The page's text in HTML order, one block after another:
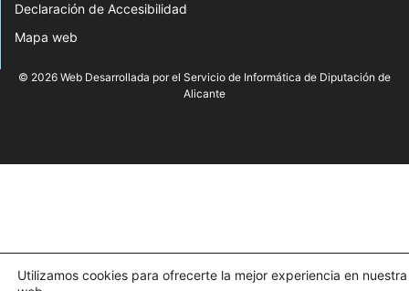
Declaración de Accesibilidad
Mapa web
© 2026 Web Desarrollada por el Servicio de Informática de Diputación de
Alicante
Utilizamos cookies para ofrecerte la mejor experiencia en nuestra